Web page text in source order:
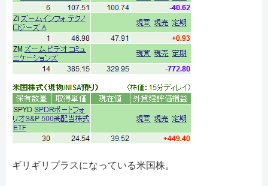
ギリギリプラスになっている米国株。